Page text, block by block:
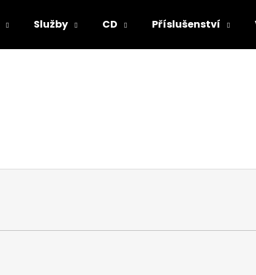
Služby CD Příslušenství
Doporučujeme